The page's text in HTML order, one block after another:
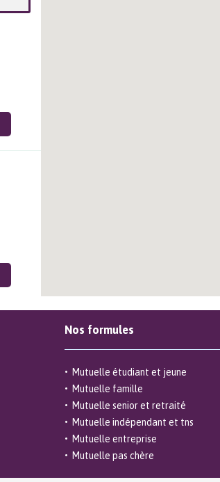
Nos formules
Mutuelle étudiant et jeune
Mutuelle famille
Mutuelle senior et retraité
Mutuelle indépendant et tns
Mutuelle entreprise
Mutuelle pas chère